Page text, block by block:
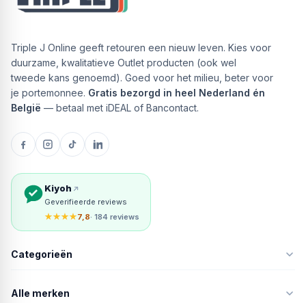
Triple J Online geeft retouren een nieuw leven. Kies voor
duurzame, kwalitatieve Outlet producten (ook wel
tweede kans genoemd). Goed voor het milieu, beter voor
je portemonnee. Gratis bezorgd in heel Nederland én
België — betaal met iDEAL of Bancontact.
Kiyoh
Geverifieerde reviews
★★★★7,8· 184 reviews
Categorieën
Alle merken